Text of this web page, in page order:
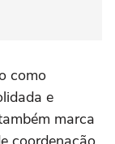
como
e
marca